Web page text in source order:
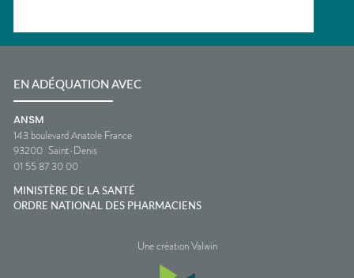
EN ADÉQUATION AVEC
ANSM
143 boulevard Anatole France
93200 Saint-Denis
01 55 87 30 00
MINISTÈRE DE LA SANTÉ
ORDRE NATIONAL DES PHARMACIENS
Une création Valwin